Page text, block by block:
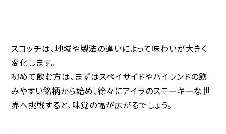
スコッチは、地域や製法の違いによって味わいが大きく
変化します。
初めて飲む方は、まずはスペイサイドやハイランドの飲
みやすい銘柄から始め、徐々にアイラのスモーキーな世
界へ挑戦すると、味覚の幅が広がるでしょう。